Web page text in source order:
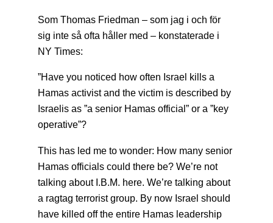
Som Thomas Friedman – som jag i och för
sig inte så ofta håller med – konstaterade i
NY Times:
”Have you noticed how often Israel kills a
Hamas activist and the victim is described by
Israelis as ”a senior Hamas official” or a ”key
operative”?
This has led me to wonder: How many senior
Hamas officials could there be? We’re not
talking about I.B.M. here. We’re talking about
a ragtag terrorist group. By now Israel should
have killed off the entire Hamas leadership